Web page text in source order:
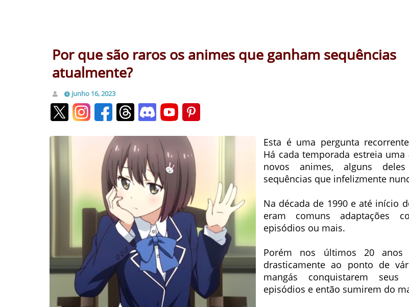
Por que são raros os animes que ganham sequências
atualmente?
junho 16, 2023
Esta é uma pergunta
Há cada temporada estreia uma
novos animes, alguns
sequências que infelizmente
Na década de 1990 e até início
eram comuns adaptações
episódios ou mais.
Porém nos últimos 20 anos
drasticamente ao ponto de
mangás conquistarem seus
episódios e então sumirem do